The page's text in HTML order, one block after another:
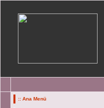
:: Ana Menü